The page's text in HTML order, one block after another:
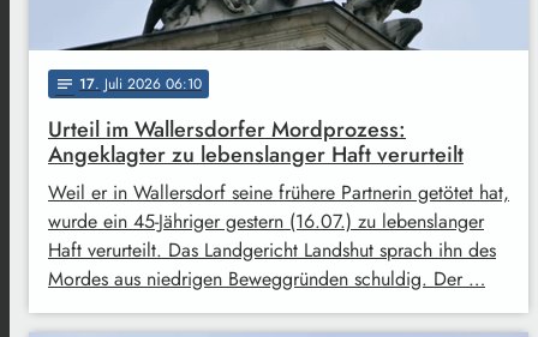
notes 17. Juli 2026 06:10
Urteil im Wallersdorfer Mordprozess:
Angeklagter zu lebenslanger Haft verurteilt
Weil er in Wallersdorf seine frühere Partnerin getötet hat,
wurde ein 45-Jähriger gestern (16.07.) zu lebenslanger
Haft verurteilt. Das Landgericht Landshut sprach ihn des
Mordes aus niedrigen Beweggründen schuldig. Der …